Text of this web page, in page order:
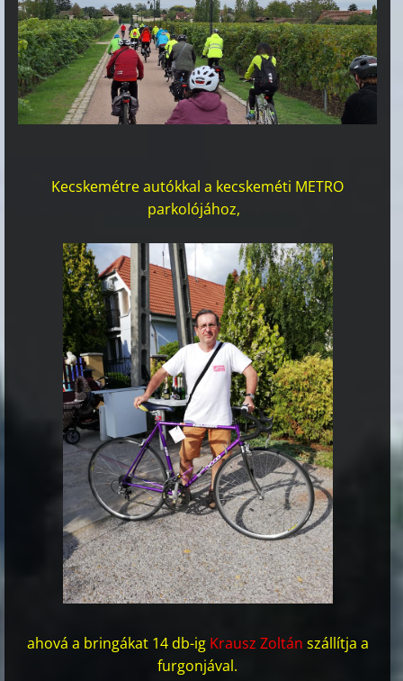
Kecskemétre autókkal a kecskeméti METRO
parkolójához,
ahová a bringákat 14 db-igKrausz Zoltán szállítja a
furgonjával.